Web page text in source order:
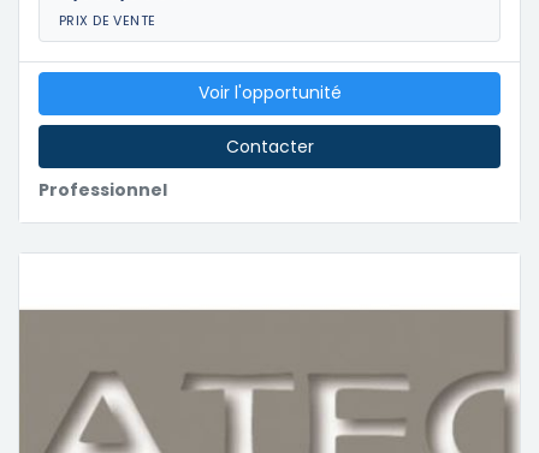
PRIX DE VENTE
Professionnel
Voir l'opportunité
Contacter